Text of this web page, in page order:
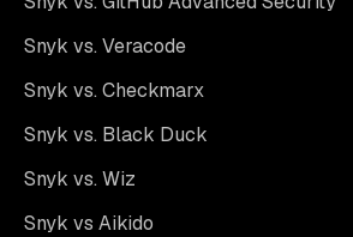
Snyk vs. Veracode
Snyk vs. Checkmarx
Snyk vs. Black Duck
Snyk vs. Wiz
Snyk vs Aikido